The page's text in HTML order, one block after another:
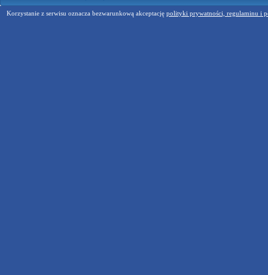
Korzystanie z serwisu oznacza bezwarunkową akceptację polityki prywatności, regulaminu i